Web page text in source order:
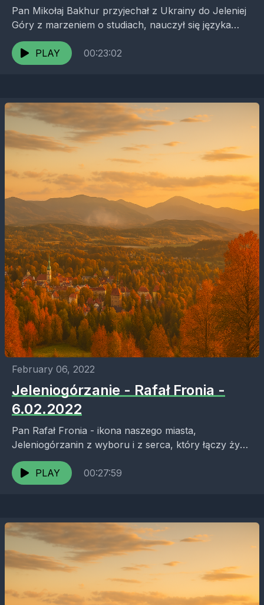
Pan Mikołaj Bakhur przyjechał z Ukrainy do Jeleniej
Góry z marzeniem o studiach, nauczył się języka
polskiego i stopniowo zbudował tu swoje życie
osobiste,...
PLAY 00:23:02
February 06, 2022
Jeleniogórzanie - Rafał Fronia -
6.02.2022
Pan Rafał Fronia - ikona naszego miasta,
Jeleniogórzanin z wyboru i z serca, który łączy życie
sportowca, himalaisty, przedsiębiorcy i lokalnego
patrioty. Pan Rafał...
PLAY 00:27:59